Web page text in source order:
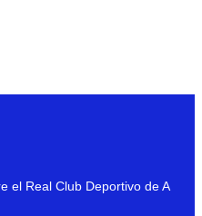
el Real Club Deportivo de A